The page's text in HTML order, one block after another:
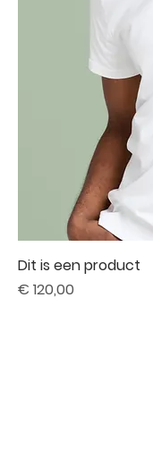
Dit is een product
Prijs
€ 120,00